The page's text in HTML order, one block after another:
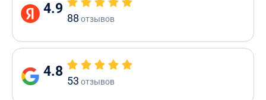
4.9
88 отзывов
4.8
53 отзывов